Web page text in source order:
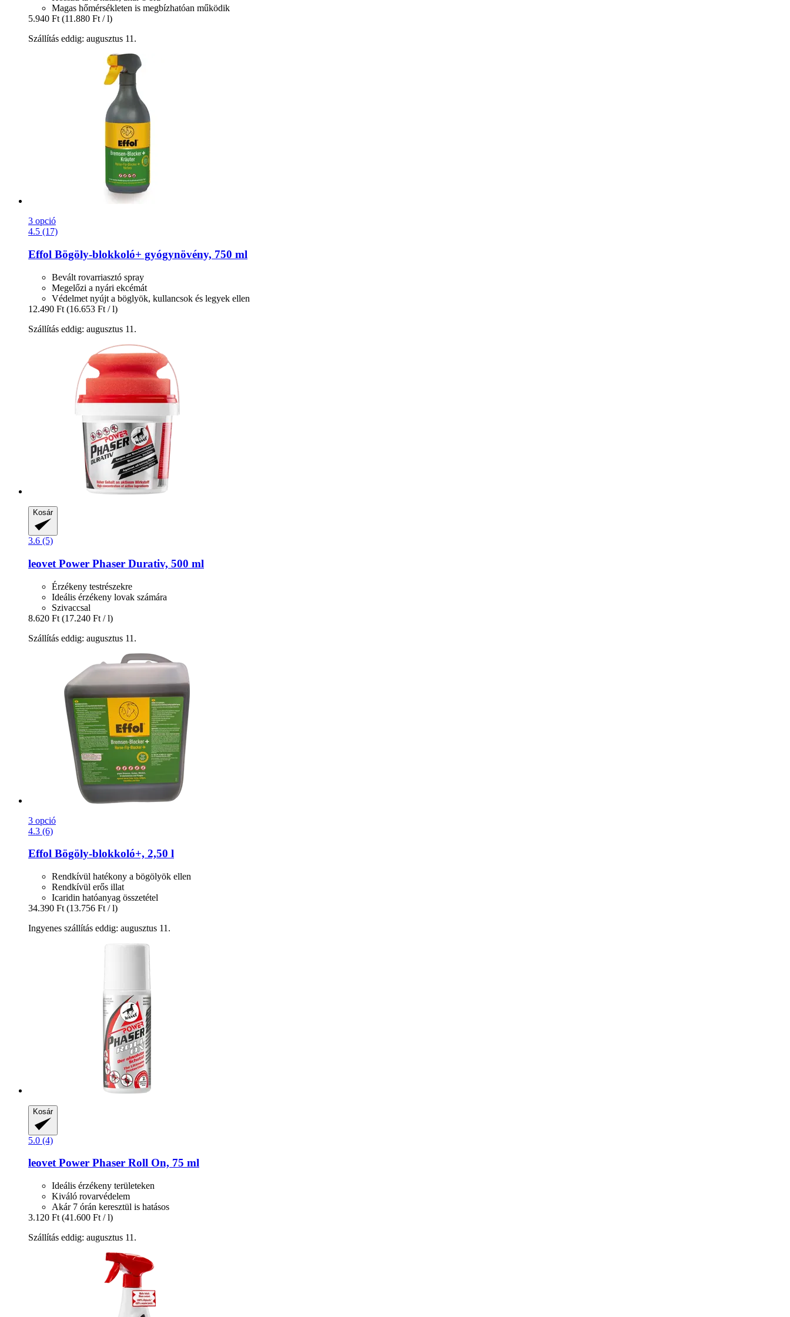
Magas hőmérsékleten is megbízhatóan működik
5.940 Ft (11.880 Ft / l)
Szállítás eddig: augusztus 11.
3 opció
4.5 (17)
Effol Bögöly-​blokkoló+ gyógynövény, 750 ml
Bevált rovarriasztó spray
Megelőzi a nyári ekcémát
Védelmet nyújt a böglyök, kullancsok és legyek ellen
12.490 Ft (16.653 Ft / l)
Szállítás eddig: augusztus 11.
Kosár
3.6 (5)
leovet Power Phaser Durativ, 500 ml
Érzékeny testrészekre
Ideális érzékeny lovak számára
Szivaccsal
8.620 Ft (17.240 Ft / l)
Szállítás eddig: augusztus 11.
3 opció
4.3 (6)
Effol Bögöly-​blokkoló+, 2,50 l
Rendkívül hatékony a bögölyök ellen
Rendkívül erős illat
Icaridin hatóanyag összetétel
34.390 Ft (13.756 Ft / l)
Ingyenes szállítás eddig: augusztus 11.
Kosár
5.0 (4)
leovetPower Phaser Roll On, 75 ml
Ideális érzékeny területeken
Kiváló rovarvédelem
Akár 7 órán keresztül is hatásos
3.120 Ft (41.600 Ft / l)
Szállítás eddig: augusztus 11.